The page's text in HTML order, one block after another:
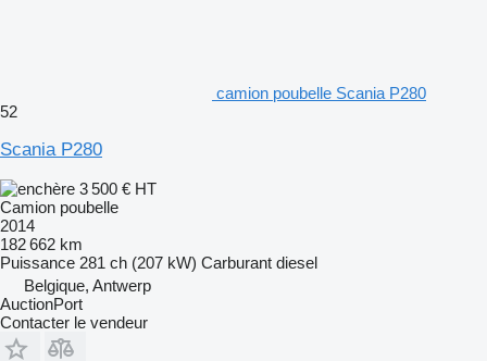
camion poubelle Scania P280
52
Scania P280
3 500 € HT
Camion poubelle
2014
182 662 km
Puissance 281 ch (207 kW) Carburant diesel
Belgique, Antwerp
AuctionPort
Contacter le vendeur